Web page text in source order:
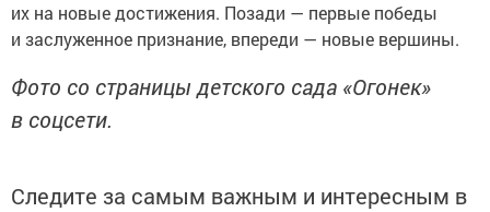
их на новые достижения. Позади — первые победы
и заслуженное признание, впереди — новые вершины.
Фото со страницы детского сада «Огонек»
в соцсети.
Следите за самым важным и интересным в